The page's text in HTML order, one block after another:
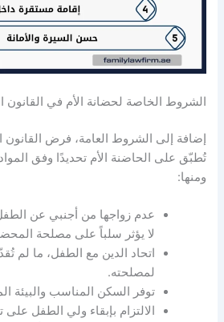
الشروط الخاصة لحضانة الأم في القانون
إضافة إلى الشروط العامة، فرض
ومنها:
عدم زواجها من أجنبي عن
لا يؤثر سلباً على مصلحة
اتحاد الدين مع الطفل، ما لم
لمصلحته.
توفر السكن المناسب والبيئة
الالتزام بإبقاء ولي الطفل